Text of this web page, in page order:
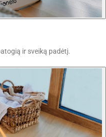
ir sveiką padėtį.